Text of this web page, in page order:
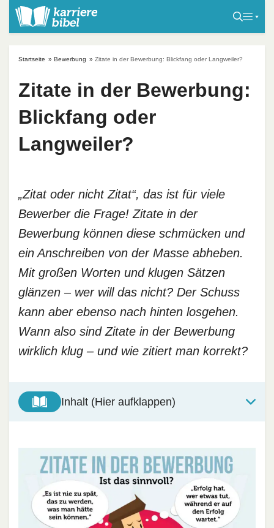
Startseite » Bewerbung » Zitate in der Bewerbung: Blickfang oder Langweiler?
Zitate in der Bewerbung:
Blickfang oder
Langweiler?
„Zitat oder nicht Zitat“, das ist für viele
Bewerber die Frage! Zitate in der
Bewerbung können diese schmücken und
ein Anschreiben von der Masse abheben.
Mit großen Worten und klugen Sätzen
glänzen – wer will das nicht? Der Schuss
kann aber ebenso nach hinten losgehen.
Wann also sind Zitate in der Bewerbung
wirklich klug – und wie zitiert man korrekt?
Inhalt (Hier aufklappen)